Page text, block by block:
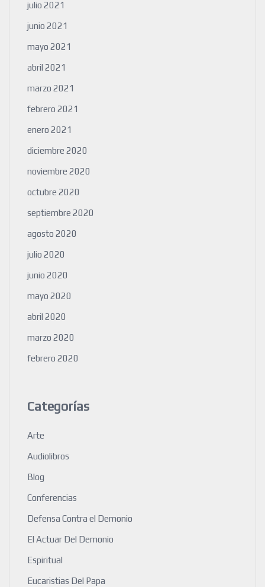
julio 2021
junio 2021
mayo 2021
abril 2021
marzo 2021
febrero 2021
enero 2021
diciembre 2020
noviembre 2020
octubre 2020
septiembre 2020
agosto 2020
julio 2020
junio 2020
mayo 2020
abril 2020
marzo 2020
febrero 2020
Categorías
Arte
Audiolibros
Blog
Conferencias
Defensa Contra el Demonio
El Actuar Del Demonio
Espiritual
Eucaristias Del Papa